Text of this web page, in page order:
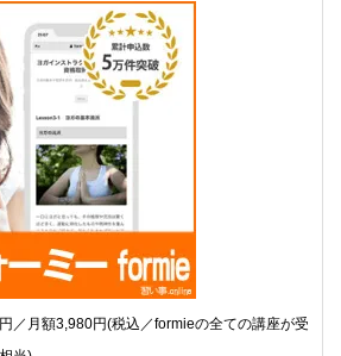
／月額3,980円(税込／formieの全ての講座が受